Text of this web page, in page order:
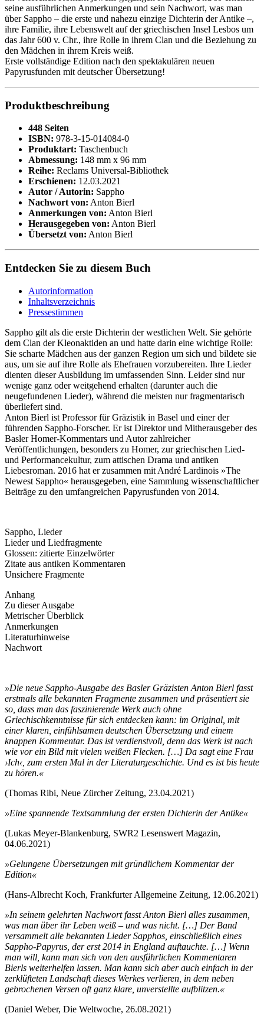
seine ausführlichen Anmerkungen und sein Nachwort, was man
über Sappho – die erste und nahezu einzige Dichterin der Antike –,
ihre Familie, ihre Lebenswelt auf der griechischen Insel Lesbos um
das Jahr 600 v. Chr., ihre Rolle in ihrem Clan und die Beziehung zu
den Mädchen in ihrem Kreis weiß.
Erste vollständige Edition nach den spektakulären neuen
Papyrusfunden mit deutscher Übersetzung!
Produktbeschreibung
448 Seiten
ISBN: 978-3-15-014084-0
Produktart: Taschenbuch
Abmessung: 148 mm x 96 mm
Reihe: Reclams Universal-Bibliothek
Erschienen: 12.03.2021
Autor / Autorin: Sappho
Nachwort von: Anton Bierl
Anmerkungen von: Anton Bierl
Herausgegeben von: Anton Bierl
Übersetzt von: Anton Bierl
Entdecken Sie zu diesem Buch
Autorinformation
Inhaltsverzeichnis
Pressestimmen
Sappho gilt als die erste Dichterin der westlichen Welt. Sie gehörte
dem Clan der Kleonaktiden an und hatte darin eine wichtige Rolle:
Sie scharte Mädchen aus der ganzen Region um sich und bildete sie
aus, um sie auf ihre Rolle als Ehefrauen vorzubereiten. Ihre Lieder
dienten dieser Ausbildung im umfassenden Sinn. Leider sind nur
wenige ganz oder weitgehend erhalten (darunter auch die
neugefundenen Lieder), während die meisten nur fragmentarisch
überliefert sind.
Anton Bierl ist Professor für Gräzistik in Basel und einer der
führenden Sappho-Forscher. Er ist Direktor und Mitherausgeber des
Basler Homer-Kommentars und Autor zahlreicher
Veröffentlichungen, besonders zu Homer, zur griechischen Lied-
und Performancekultur, zum attischen Drama und antiken
Liebesroman. 2016 hat er zusammen mit André Lardinois »The
Newest Sappho« herausgegeben, eine Sammlung wissenschaftlicher
Beiträge zu den umfangreichen Papyrusfunden von 2014.
Sappho, Lieder
Lieder und Liedfragmente
Glossen: zitierte Einzelwörter
Zitate aus antiken Kommentaren
Unsichere Fragmente
Anhang
Zu dieser Ausgabe
Metrischer Überblick
Anmerkungen
Literaturhinweise
Nachwort
»Die neue Sappho-Ausgabe des Basler Gräzisten Anton Bierl fasst
erstmals alle bekannten Fragmente zusammen und präsentiert sie
so, dass man das faszinierende Werk auch ohne
Griechischkenntnisse für sich entdecken kann: im Original, mit
einer klaren, einfühlsamen deutschen Übersetzung und einem
knappen Kommentar. Das ist verdienstvoll, denn das Werk ist nach
wie vor ein Bild mit vielen weißen Flecken. […] Da sagt eine Frau
›Ich‹, zum ersten Mal in der Literaturgeschichte. Und es ist bis heute
zu hören.«
(Thomas Ribi, Neue Zürcher Zeitung, 23.04.2021)
»Eine spannende Textsammlung der ersten Dichterin der Antike«
(Lukas Meyer-Blankenburg, SWR2 Lesenswert Magazin,
04.06.2021)
»Gelungene Übersetzungen mit gründlichem Kommentar der
Edition«
(Hans-Albrecht Koch, Frankfurter Allgemeine Zeitung, 12.06.2021)
»In seinem gelehrten Nachwort fasst Anton Bierl alles zusammen,
was man über ihr Leben weiß – und was nicht. […] Der Band
versammelt alle bekannten Lieder Sapphos, einschließlich eines
Sappho-Papyrus, der erst 2014 in England auftauchte. […] Wenn
man will, kann man sich von den ausführlichen Kommentaren
Bierls weiterhelfen lassen. Man kann sich aber auch einfach in der
zerklüfteten Landschaft dieses Werkes verlieren, in dem neben
gebrochenen Versen oft ganz klare, unverstellte aufblitzen.«
(Daniel Weber, Die Weltwoche, 26.08.2021)